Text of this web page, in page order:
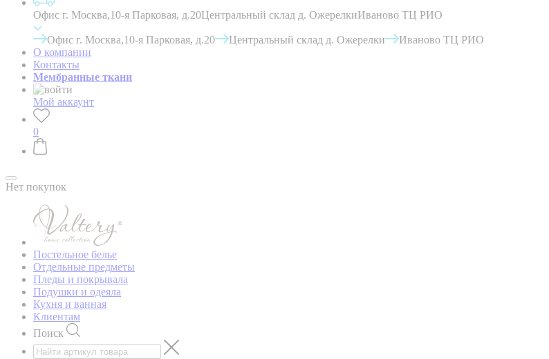
Офис г. Москва,10-я Парковая, д.20Центральный склад д. ОжерелкиИваново ТЦ РИО
Офис г. Москва,10-я Парковая, д.20 Центральный склад д. Ожерелки
Иваново ТЦ РИО
О компании
Контакты
Мембранные ткани
Мой аккаунт
0
Нет покупок
Постельное белье
Отдельные предметы
Пледы и покрывала
Подушки и одеяла
Кухня и ванная
Клиентам
Поиск